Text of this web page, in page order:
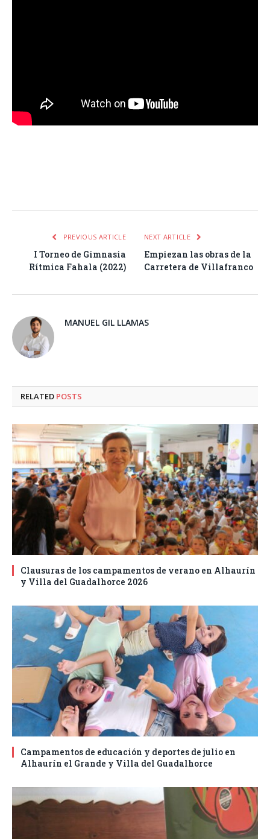
PREVIOUS ARTICLE
I Torneo de Gimnasia
Rítmica Fahala (2022)
NEXT ARTICLE
Empiezan las obras de la
Carretera de Villafranco
MANUEL GIL LLAMAS
RELATED POSTS
Clausuras de los campamentos de verano en Alhaurín
y Villa del Guadalhorce 2026
Campamentos de educación y deportes de julio en
Alhaurín el Grande y Villa del Guadalhorce